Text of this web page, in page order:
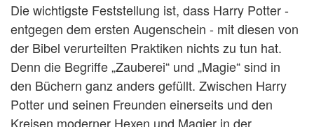
Die wichtigste Feststellung ist, dass Harry Potter -
entgegen dem ersten Augenschein - mit diesen von
der Bibel verurteilten Praktiken nichts zu tun hat.
Denn die Begriffe „Zauberei“ und „Magie“ sind in
den Büchern ganz anders gefüllt. Zwischen Harry
Potter und seinen Freunden einerseits und den
Kreisen moderner Hexen und Magier in der